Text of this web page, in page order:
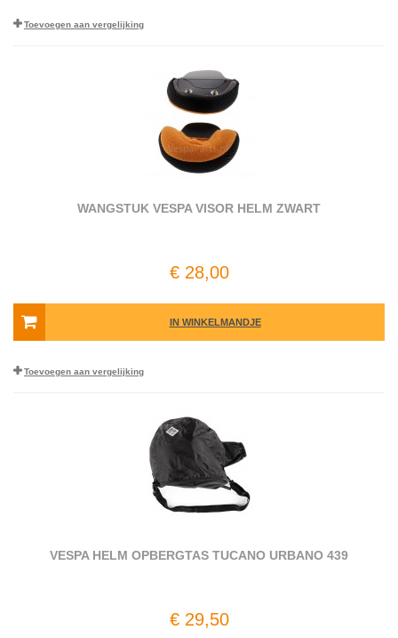
Toevoegen aan vergelijking
WANGSTUK VESPA VISOR HELM ZWART
€ 28,00
IN WINKELMANDJE
Toevoegen aan vergelijking
VESPA HELM OPBERGTAS TUCANO URBANO 439
€ 29,50